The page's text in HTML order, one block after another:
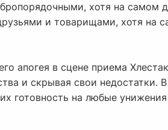
хотя на самом
и товарищами, хотя на
апогея в сцене приема
и скрывая свои недостатки.
готовность на любые